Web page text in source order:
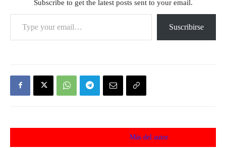
Subscribe to get the latest posts sent to your email.
Type your email…
Suscribirse
Más del autor